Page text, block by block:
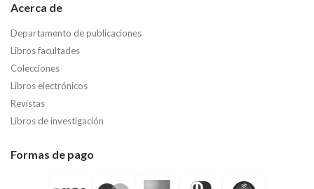
Acerca de
Departamento de publicaciones
Libros facultades
Colecciones
Libros electrónicos
Revistas
Libros de investigación
Formas de pago